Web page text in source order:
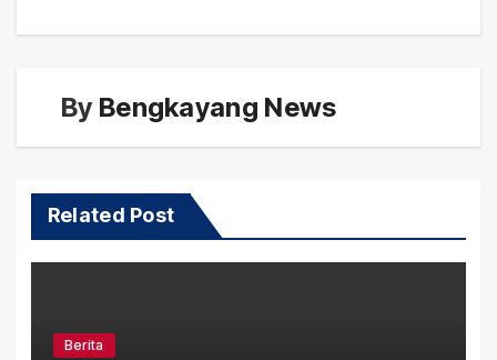
By Bengkayang News
Related Post
Berita